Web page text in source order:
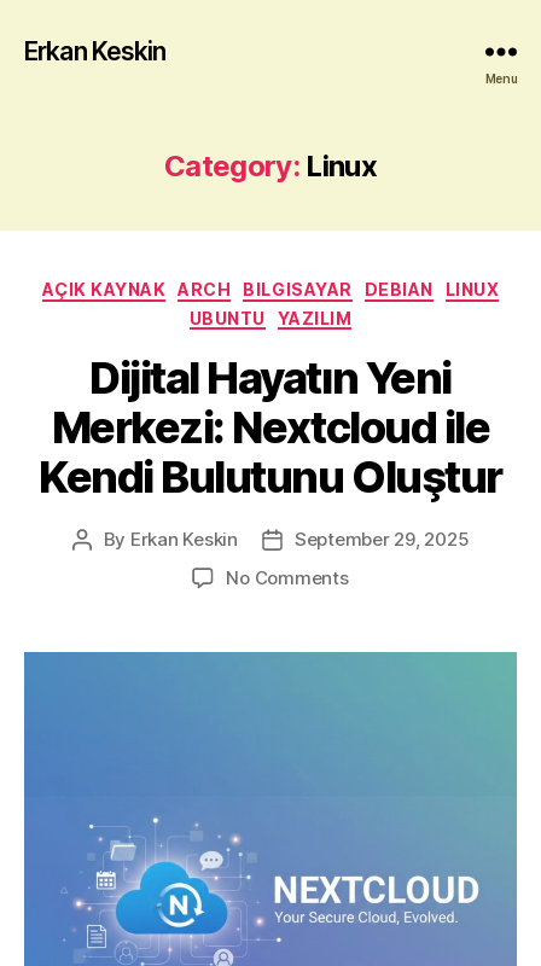
Erkan Keskin
Menu
Category: Linux
Categories
AÇIK KAYNAK ARCH BILGISAYAR DEBIAN
LINUX
UBUNTU
YAZILIM
Dijital Hayatın Yeni
Merkezi: Nextcloud ile
Kendi Bulutunu Oluştur
Post
By Erkan Keskin
PostSeptember 29, 2025
No Commentson
Yeni